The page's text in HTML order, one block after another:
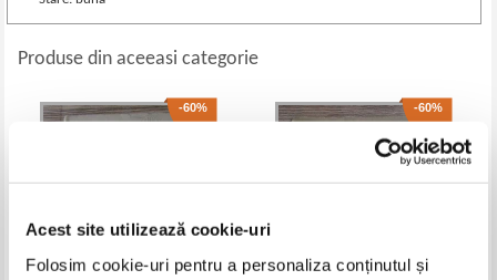
Acest site utilizează cookie-uri
Folosim cookie-uri pentru a personaliza conținutul și
Produse din aceeasi categorie
-60% -60%